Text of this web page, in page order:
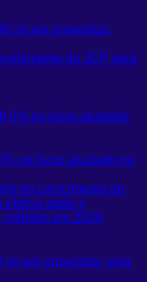
mi em proventos;
do JCP será
no lucro ajustado no
do crescimento do
efetiva dado o
milhões em 2025